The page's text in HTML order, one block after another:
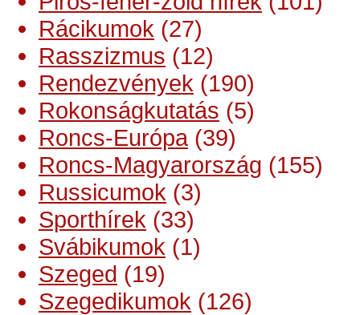
Rácikumok (27)
Rasszizmus (12)
Rendezvények (190)
Rokonságkutatás (5)
Roncs-Európa (39)
Roncs-Magyarország (155)
Russicumok (3)
Sporthírek (33)
Svábikumok (1)
Szeged (19)
Szegedikumok (126)